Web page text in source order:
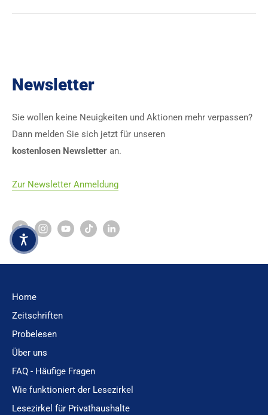
Newsletter
Sie wollen keine Neuigkeiten und Aktionen mehr verpassen?
Dann melden Sie sich jetzt für unseren
kostenlosen Newsletter an.
Zur Newsletter Anmeldung
Home
Zeitschriften
Probelesen
Über uns
FAQ - Häufige Fragen
Wie funktioniert der Lesezirkel
Lesezirkel für Privathaushalte